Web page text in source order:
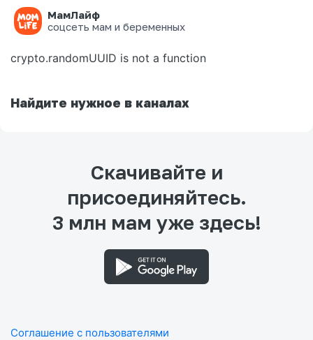
МамЛайф
соцсеть мам и беременных
Ошибка на странице
crypto.randomUUID is not a function
Найдите нужное в каналах
Скачивайте и
присоединяйтесь.
3 млн мам уже здесь!
Соглашение с пользователями